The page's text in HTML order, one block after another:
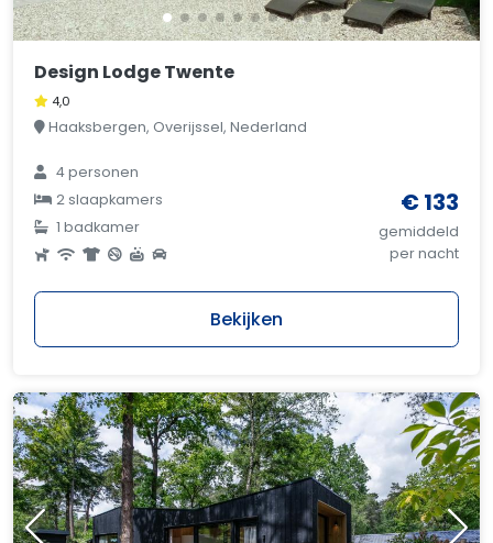
Design Lodge Twente
4,0
Haaksbergen, Overijssel, Nederland
4 personen
2 slaapkamers
1 badkamer
€ 133
gemiddeld
per nacht
Bekijken